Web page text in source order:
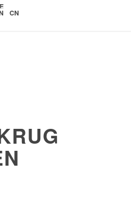
CN